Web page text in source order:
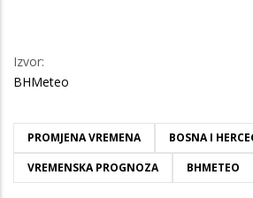
Izvor:
BHMeteo
PROMJENA VREMENA
BOSNA I
VREMENSKA PROGNOZA
BHMETEO